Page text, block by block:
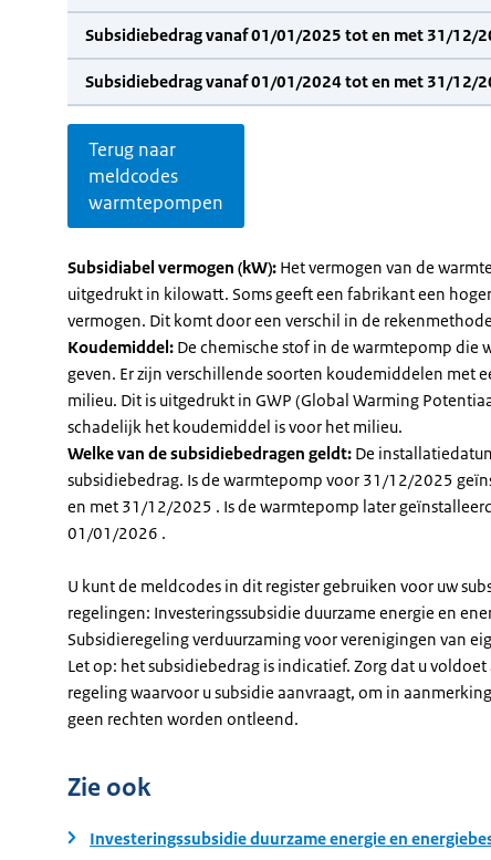
Subsidiebedrag vanaf 01/01/2025 tot en met 31/12/
Subsidiebedrag vanaf 01/01/2024 tot en met 31/12/
Terug naar
meldcodes
warmtepompen
Subsidiabel vermogen (kW): Het vermogen van de
uitgedrukt in kilowatt. Soms geeft een fabrikant een
vermogen. Dit komt door een verschil in de
Koudemiddel: De chemische stof in de warmtepomp die
geven. Er zijn verschillende soorten koudemiddelen met
milieu. Dit is uitgedrukt in GWP (Global Warming
schadelijk het koudemiddel is voor het milieu.
Welke van de subsidiebedragen geldt: De
subsidiebedrag. Is de warmtepomp voor 31/12/2025
en met 31/12/2025 . Is de warmtepomp later
01/01/2026 .
U kunt de meldcodes in dit register gebruiken voor uw
regelingen: Investeringssubsidie duurzame energie en
Subsidieregeling verduurzaming voor verenigingen van
Let op: het subsidiebedrag is indicatief. Zorg dat u
regeling waarvoor u subsidie aanvraagt, om in
geen rechten worden ontleend.
Zie ook
Investeringssubsidie duurzame energie en